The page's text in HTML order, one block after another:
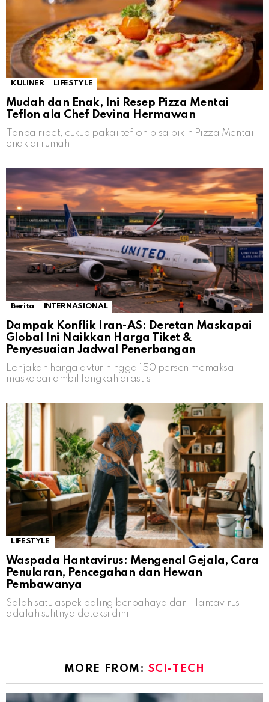
KULINER LIFESTYLE
Mudah dan Enak, Ini Resep Pizza Mentai
Teflon ala Chef Devina Hermawan
Tanpa ribet, cukup pakai teflon bisa bikin Pizza Mentai
enak di rumah
Berita INTERNASIONAL
Dampak Konflik Iran-AS: Deretan Maskapai
Global Ini Naikkan Harga Tiket &
Penyesuaian Jadwal Penerbangan
Lonjakan harga avtur hingga 150 persen memaksa
maskapai ambil langkah drastis
LIFESTYLE
Waspada Hantavirus: Mengenal Gejala, Cara
Penularan, Pencegahan dan Hewan
Pembawanya
Salah satu aspek paling berbahaya dari Hantavirus
adalah sulitnya deteksi dini
MORE FROM: SCI-TECH